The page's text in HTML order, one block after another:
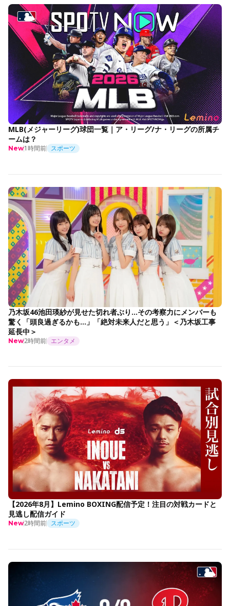
MLB(メジャーリーグ)球団一覧｜ア・リーグ/ナ・リーグの所属チ
ームは？
New1時間前 スポーツ
乃木坂46池田瑛紗が見せた切れ者ぶり…その考察力にメンバーも
驚く「頭良過ぎるかも…」「絶対未来人だと思う」＜乃木坂工事
延長中＞
New2時間前 エンタメ
【2026年8月】Lemino BOXING配信予定！注目の対戦カードと
見逃し配信ガイド
New2時間前 スポーツ